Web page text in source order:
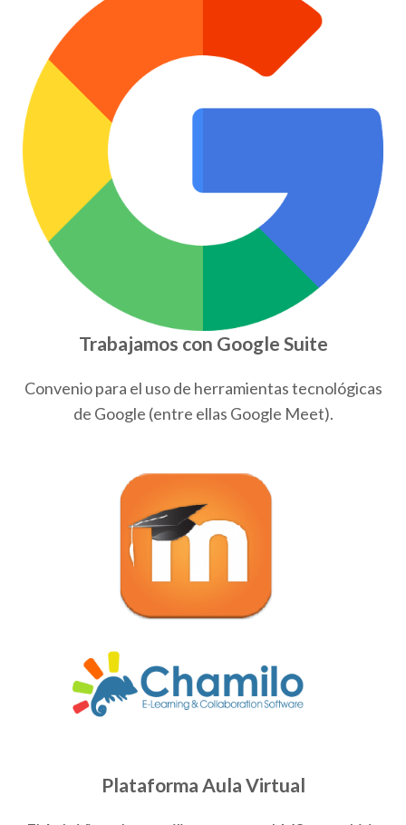
Trabajamos con Google Suite
Convenio para el uso de herramientas tecnológicas
de Google (entre ellas Google Meet).
Plataforma Aula Virtual